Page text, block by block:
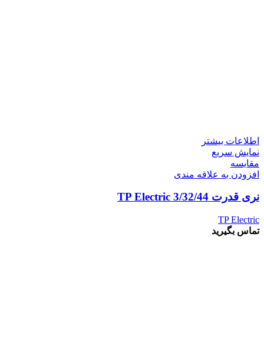
اطلاعات بیشتر
نمایش سریع
مقايسه
افزودن به علاقه مندی
نری قدرت 3/32/44 TP Electric
TP Electric
تماس بگیرید